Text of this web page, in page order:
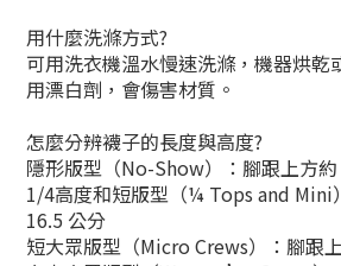
用什麼洗滌方式?
可用洗衣機溫水慢速洗滌，機器烘乾
用漂白劑，會傷害材質。
怎麼分辨襪子的長度與高度?
隱形版型（No-Show）：腳跟上方
1/4高度和短版型（¼ Tops and Mini
16.5 公分
短大眾版型（Micro Crews）：腳跟